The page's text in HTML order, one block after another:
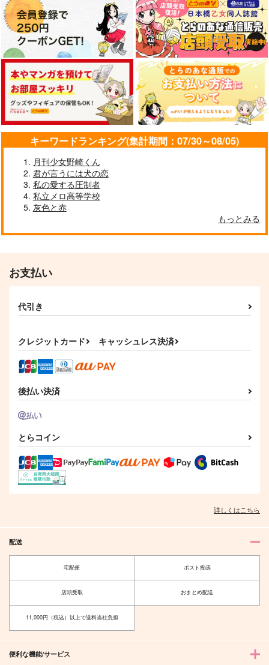
梅香妖鬼奇譚
わくわく筆圧ゴリラ
582円（税込）
梅宮一×杉下京太郎
サンプル
作品詳細
すくみとさんくま わ
くわくホビールー
ム おまけつき
azurite*
755円（税込）
魁星
サンプル
わくわくストーンワー
ルドライフ
あーあ
787円（税込）
スタンリー×Dr.XENO
サンプル
わくわく扁桃体
1,887円（税込）
凪誠士郎×千切豹馬
サンプル
作品詳細
472円
五条悟×庵歌姫
キーワードランキング(集計期間：07/30～08/05)
月刊少女野崎くん
君が言うには犬の恋
私の愛する圧制者
私立メロ高等学校
灰色と赤
もっとみる
お支払い
代引き
クレジットカード キャッシュレス決済
後払い決済
とらコイン
詳しくはこちら
配送
宅配便 ポスト投函
店頭受取 おまとめ配送
11,000円（税込）以上で送料当社負担
便利な機能/サービス